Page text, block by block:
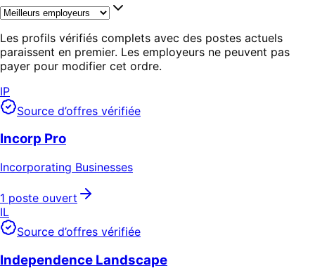
Les profils vérifiés complets avec des postes actuels
paraissent en premier. Les employeurs ne peuvent pas
payer pour modifier cet ordre.
IP
Source d’offres vérifiée
Incorp Pro
Incorporating Businesses
1 poste ouvert
IL
Source d’offres vérifiée
Independence Landscape